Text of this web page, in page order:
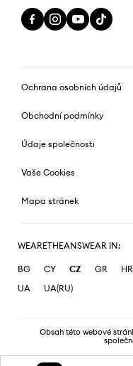
Ochrana osobních údajů
Obchodní podmínky
Údaje společnosti
Vaše Cookies
Mapa stránek
WEARETHEANSWEAR IN:
BG CY CZ GR HR
UA
UA(RU)
Obsah této webové